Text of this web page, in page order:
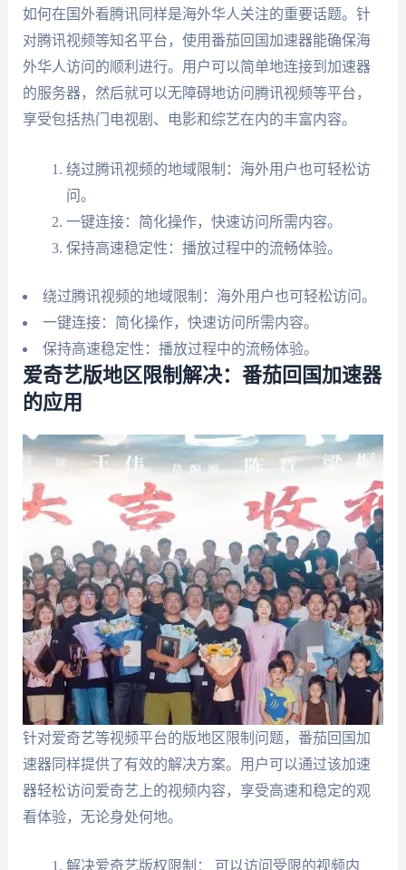
如何在国外看腾讯同样是海外华人关注的重要话题。针
对腾讯视频等知名平台，使用番茄回国加速器能确保海
外华人访问的顺利进行。用户可以简单地连接到加速器
的服务器，然后就可以无障碍地访问腾讯视频等平台，
享受包括热门电视剧、电影和综艺在内的丰富内容。
绕过腾讯视频的地域限制：海外用户也可轻松访
问。
一键连接：简化操作，快速访问所需内容。
保持高速稳定性：播放过程中的流畅体验。
绕过腾讯视频的地域限制：海外用户也可轻松访问。
一键连接：简化操作，快速访问所需内容。
保持高速稳定性：播放过程中的流畅体验。
爱奇艺版地区限制解决：番茄回国加速器
的应用
针对爱奇艺等视频平台的版地区限制问题，番茄回国加
速器同样提供了有效的解决方案。用户可以通过该加速
器轻松访问爱奇艺上的视频内容，享受高速和稳定的观
看体验，无论身处何地。
解决爱奇艺版权限制： 可以访问受限的视频内